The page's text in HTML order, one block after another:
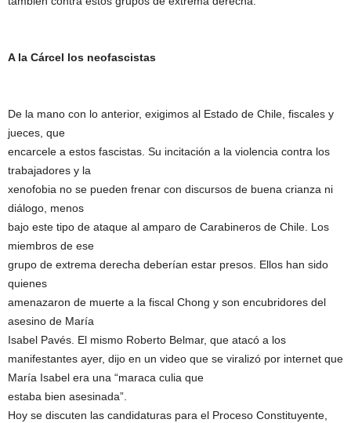
A la Cárcel los neofascistas
De la mano con lo anterior, exigimos al Estado de Chile, fiscales y
jueces, que
encarcele a estos fascistas. Su incitación a la violencia contra los
trabajadores y la
xenofobia no se pueden frenar con discursos de buena crianza ni
diálogo, menos
bajo este tipo de ataque al amparo de Carabineros de Chile. Los
miembros de ese
grupo de extrema derecha deberían estar presos. Ellos han sido
quienes
amenazaron de muerte a la fiscal Chong y son encubridores del
asesino de María
Isabel Pavés. El mismo Roberto Belmar, que atacó a los
manifestantes ayer, dijo en un video que se viralizó por internet que
María Isabel era una “maraca culia que
estaba bien asesinada”.
Hoy se discuten las candidaturas para el Proceso Constituyente,